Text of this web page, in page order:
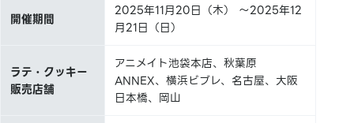
開催期間
2025年11月20日（木） ～2025年12
月21日（日）
ラテ・クッキー
販売店舗
アニメイト池袋本店、秋葉原
ANNEX、横浜ビブレ、名古屋、大阪
日本橋、岡山